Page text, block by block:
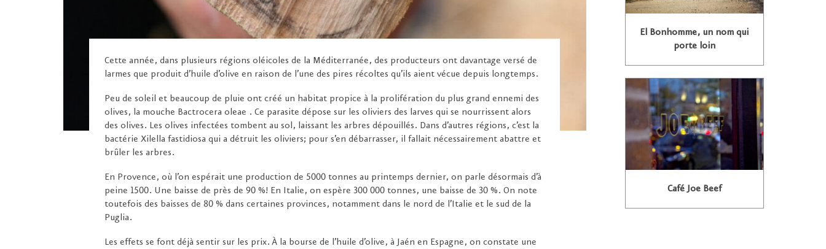
Cette année, dans plusieurs régions oléicoles de la Méditerranée, des producteurs ont davantage versé de
larmes que produit d’huile d’olive en raison de l’une des pires récoltes qu’ils aient vécue depuis longtemps.
Peu de soleil et beaucoup de pluie ont créé un habitat propice à la prolifération du plus grand ennemi des
olives, la mouche Bactrocera oleae . Ce parasite dépose sur les oliviers des larves qui se nourrissent alors
des olives. Les olives infectées tombent au sol, laissant les arbres dépouillés. Dans d’autres régions, c’est la
bactérie Xilella fastidiosa qui a détruit les oliviers; pour s’en débarrasser, il fallait nécessairement abattre et
brûler les arbres.
En Provence, où l’on espérait une production de 5000 tonnes au printemps dernier, on parle désormais d’à
peine 1500. Une baisse de près de 90 %! En Italie, on espère 300 000 tonnes, une baisse de 30 %. On note
toutefois des baisses de 80 % dans certaines provinces, notamment dans le nord de l’Italie et le sud de la
Puglia.
Les effets se font déjà sentir sur les prix. À la bourse de l’huile d’olive, à Jaén en Espagne, on constate une
El Bonhomme, un nom qui
porte loin
Café Joe Beef